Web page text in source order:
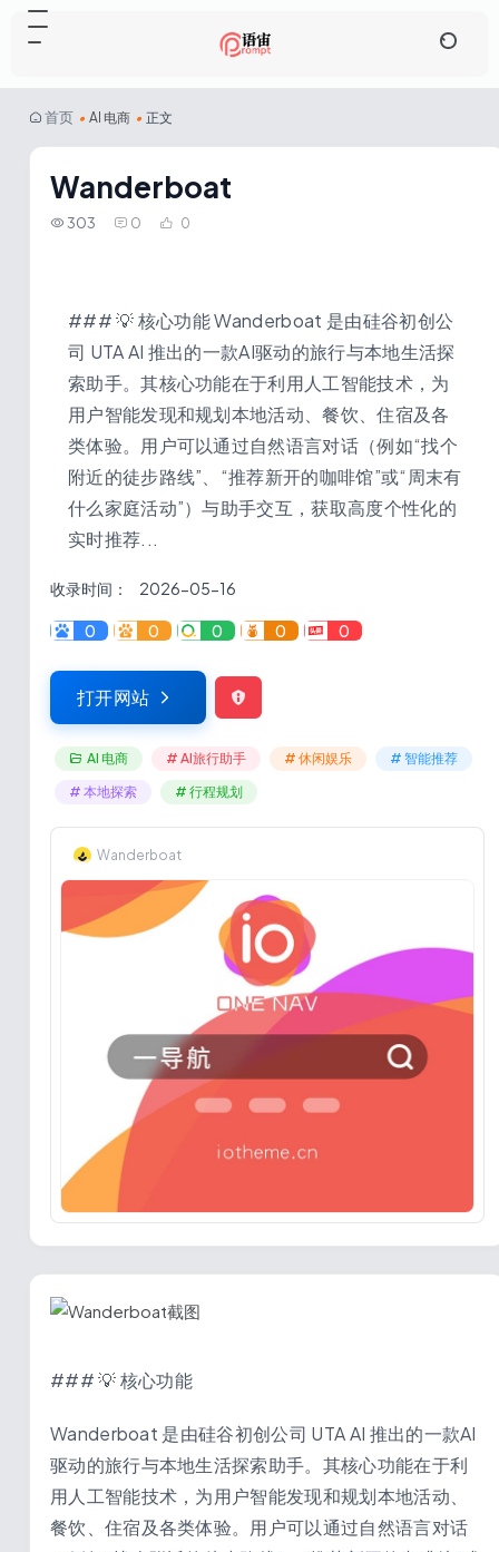
首页 • AI 电商 • 正文
Wanderboat
303 0 0
### 💡 核心功能 Wanderboat 是由硅谷初创公
司 UTA AI 推出的一款AI驱动的旅行与本地生活探
索助手。其核心功能在于利用人工智能技术，为
用户智能发现和规划本地活动、餐饮、住宿及各
类体验。用户可以通过自然语言对话（例如“找个
附近的徒步路线”、“推荐新开的咖啡馆”或“周末有
什么家庭活动”）与助手交互，获取高度个性化的
实时推荐...
收录时间： 2026-05-16
0 0 0 0 0
打开网站
AI 电商 # AI旅行助手 # 休闲娱乐
# 智能推荐
# 本地探索
# 行程规划
Wanderboat
### 💡 核心功能
Wanderboat 是由硅谷初创公司 UTA AI 推出的一款AI
驱动的旅行与本地生活探索助手。其核心功能在于利
用人工智能技术，为用户智能发现和规划本地活动、
餐饮、住宿及各类体验。用户可以通过自然语言对话